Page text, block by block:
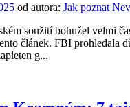
od autora: Jak poznat
soužití bohužel velmi
článek. FBI prohledala
g...